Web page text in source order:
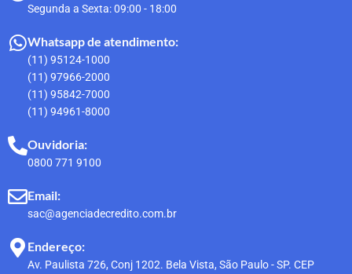
Segunda a Sexta: 09:00 - 18:00
Whatsapp de atendimento:
(11) 95124-1000
(11) 97966-2000
(11) 95842-7000
(11) 94961-8000
Ouvidoria:
0800 771 9100
Email:
sac@agenciadecredito.com.br
Endereço:
Av. Paulista 726, Conj 1202. Bela Vista, São Paulo - SP. CEP